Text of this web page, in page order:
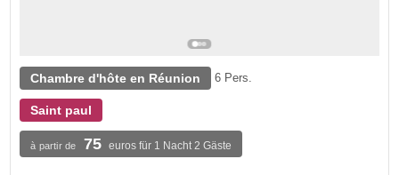
Chambre d'hôte en Réunion 6 Pers.
Saint paul
à partir de 75 euros für 1 Nacht 2 Gäste